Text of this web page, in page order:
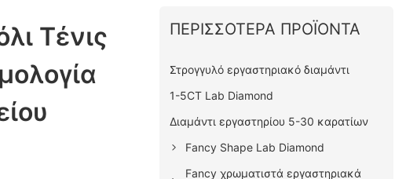
Τένις
ΠΕΡΙΣΣΌΤΕΡΑ ΠΡΟΪΌΝΤΑ
Στρογγυλό εργαστηριακό διαμάντι
1-5CT Lab Diamond
Διαμάντι εργαστηρίου 5-30 καρατίων
Fancy Shape Lab Diamond
Fancy χρωματιστά εργαστηριακά